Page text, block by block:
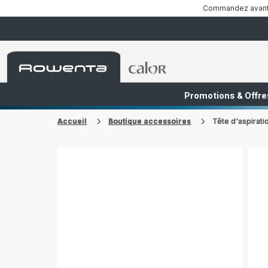
Commandez
Accueil
Rowenta
Accueil
Promotions &
Accueil Boutique accessoires Tête